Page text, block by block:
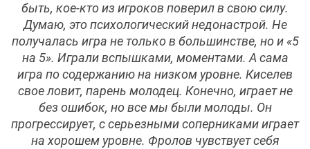
быть, кое-кто из игроков поверил в свою силу.
Думаю, это психологический недонастрой. Не
получалась игра не только в большинстве, но и «5
на 5». Играли вспышками, моментами. А сама
игра по содержанию на низком уровне. Киселев
свое ловит, парень молодец. Конечно, играет не
без ошибок, но все мы были молоды. Он
прогрессирует, с серьезными соперниками играет
на хорошем уровне. Фролов чувствует себя